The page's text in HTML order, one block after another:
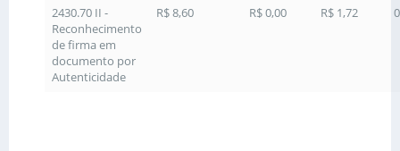
2430.70 II -
Reconhecimento
de firma em
documento por
Autenticidade
R$ 8,60 R$ 0,00 R$ 1,72